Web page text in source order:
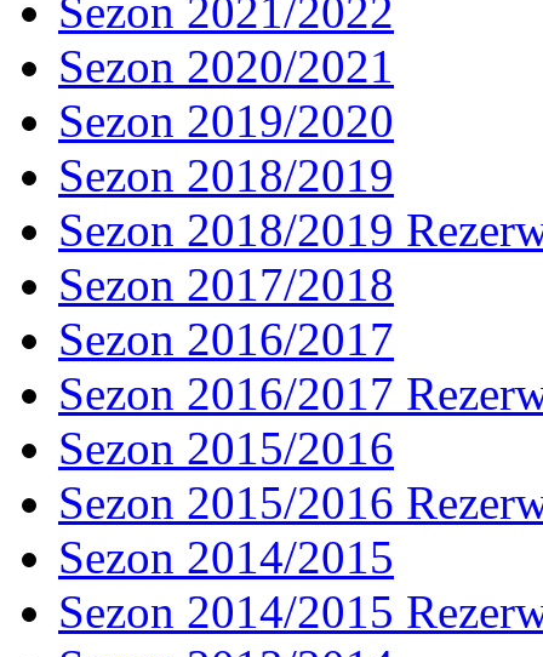
Sezon 2021/2022
Sezon 2020/2021
Sezon 2019/2020
Sezon 2018/2019
Sezon 2018/2019
Sezon 2017/2018
Sezon 2016/2017
Sezon 2016/2017
Sezon 2015/2016
Sezon 2015/2016
Sezon 2014/2015
Sezon 2014/2015